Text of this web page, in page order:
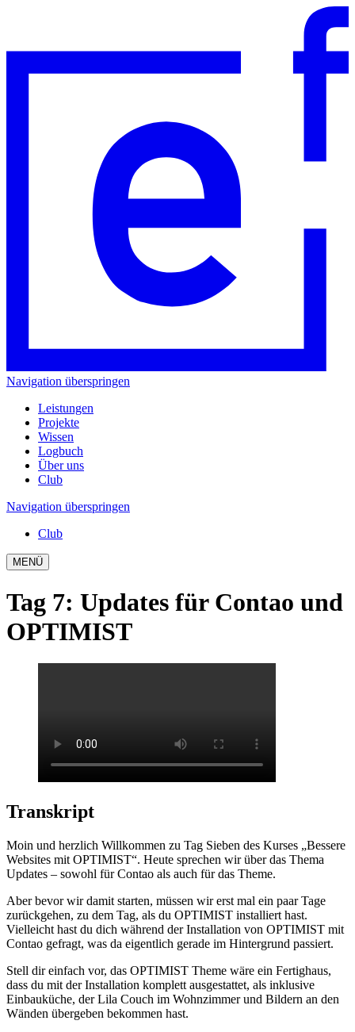
Navigation überspringen
Leistungen
Projekte
Wissen
Logbuch
Über uns
Club
Navigation überspringen
Club
MENÜ
Tag 7: Updates für Contao und
OPTIMIST
Transkript
Moin und herzlich Willkommen zu Tag Sieben des Kurses „Bessere
Websites mit OPTIMIST“. Heute sprechen wir über das Thema
Updates – sowohl für Contao als auch für das Theme.
Aber bevor wir damit starten, müssen wir erst mal ein paar Tage
zurückgehen, zu dem Tag, als du OPTIMIST installiert hast.
Vielleicht hast du dich während der Installation von OPTIMIST mit
Contao gefragt, was da eigentlich gerade im Hintergrund passiert.
Stell dir einfach vor, das OPTIMIST Theme wäre ein Fertighaus,
dass du mit der Installation komplett ausgestattet, als inklusive
Einbauküche, der Lila Couch im Wohnzimmer und Bildern an den
Wänden übergeben bekommen hast.